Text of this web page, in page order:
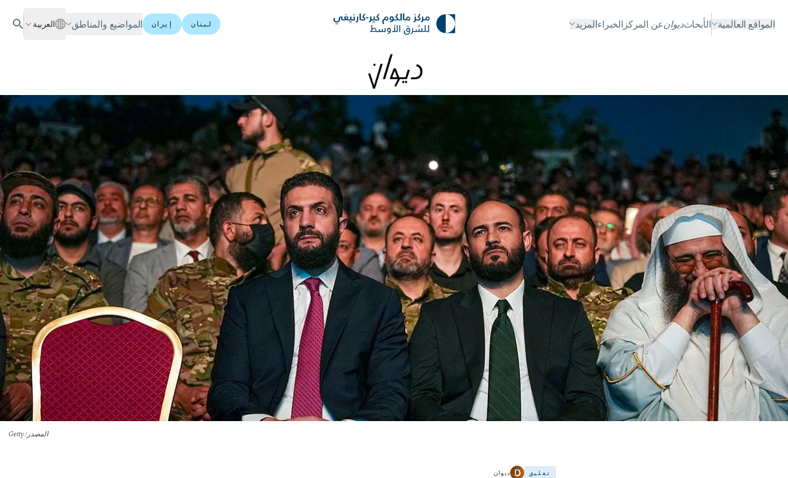
المواقع العالمية الأبحاثديوانعن المركز الخبراءالمزيد لبنان إيران المواضيع والمناطق العربية
المصدر : Getty
تعليق ديوان